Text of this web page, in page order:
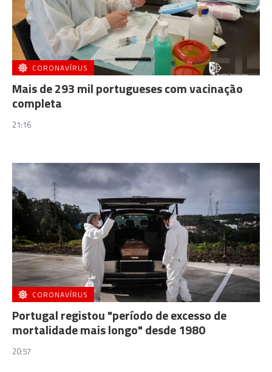
CORONAVÍRUS
Mais de 293 mil portugueses com vacinação
completa
21:16
CORONAVÍRUS
Portugal registou "período de excesso de
mortalidade mais longo" desde 1980
20:57